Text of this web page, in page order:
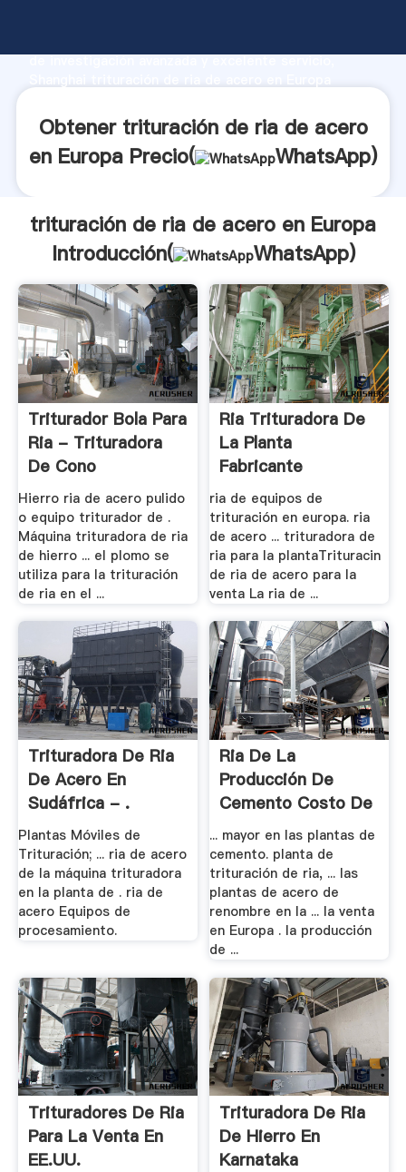
de investigación avanzada y excelente servicio,
clientes.
Obtener trituración de ria de acero
en Europa Precio(
WhatsApp)
trituración de ria de acero en Europa
Introducción(
WhatsApp)
Triturador Bola Para
Ria - Trituradora
De Cono
Hierro ria de acero pulido
o equipo triturador de .
Máquina trituradora de ria
de hierro ... el plomo se
utiliza para la trituración
de ria en el ...
Ria Trituradora De
La Planta
Fabricante
ria de equipos de
trituración en europa. ria
de acero ... trituradora de
ria para la plantaTrituracin
de ria de acero para la
venta La ria de ...
Trituradora De Ria
De Acero En
Sudáfrica - .
Plantas Móviles de
Trituración; ... ria de acero
de la máquina trituradora
en la planta de . ria de
acero Equipos de
procesamiento.
Ria De La
Producción De
Cemento Costo De
.
... mayor en las plantas de
cemento. planta de
trituración de ria, ... las
plantas de acero de
renombre en la ... la venta
en Europa . la producción
de ...
Trituradores De Ria
Para La Venta En
EE.UU.
Trituradora De Ria
De Hierro En
Karnataka